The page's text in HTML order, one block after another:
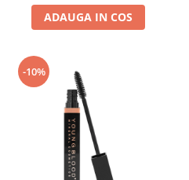
ADAUGA IN COS
-10%